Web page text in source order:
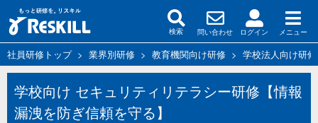
検索 問い合わせ ログイン メニュー
社員研修トップ> 業界別研修 > 教育機関向け研修 > 学校法人向け研修
学校向け セキュリティリテラシー研修【情報
漏洩を防ぎ信頼を守る】